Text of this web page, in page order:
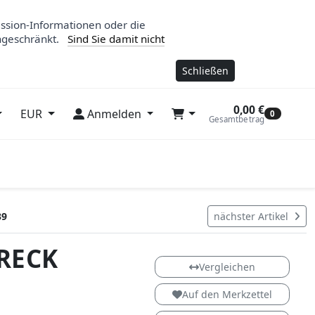
Informationen oder die
Sind Sie damit nicht
Schließen
EUR Anmelden 0,00 €
Gesamtbetrag 0
nächster Artikel
Softslide
Vergleichen
Auf den Merkzettel